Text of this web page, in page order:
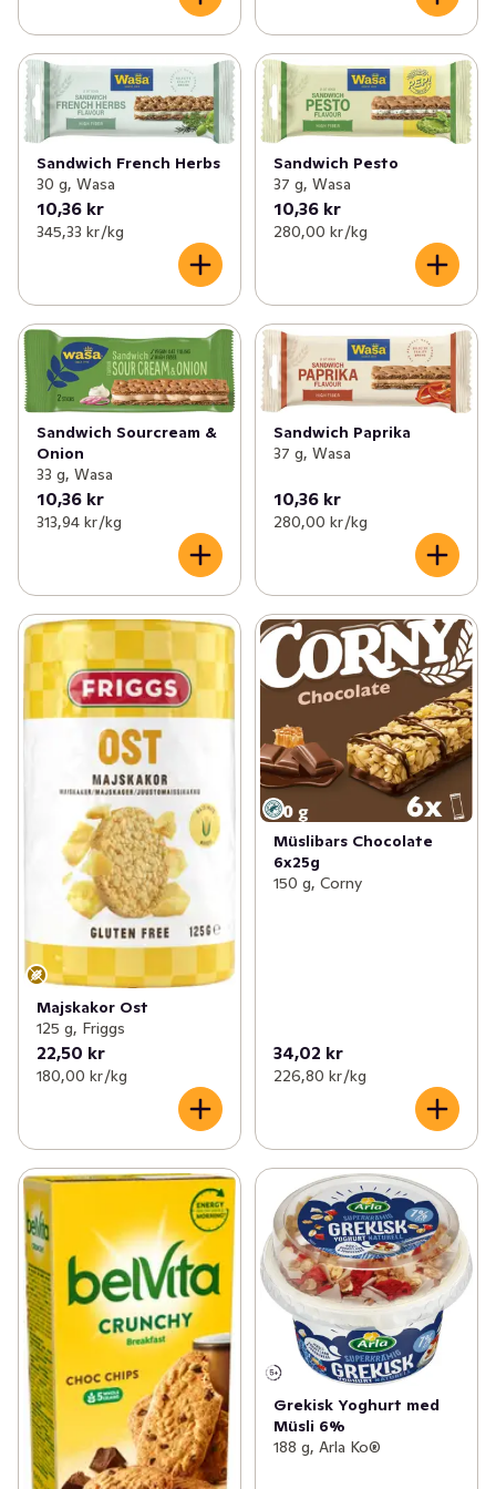
Sandwich French Herbs
30 g, Wasa
10,36 kr
345,33 kr /kg
Sandwich Pesto
37 g, Wasa
10,36 kr
280,00 kr /kg
Sandwich Sourcream &
Onion
33 g, Wasa
10,36 kr
313,94 kr /kg
Sandwich Paprika
37 g, Wasa
10,36 kr
280,00 kr /kg
Majskakor Ost
125 g, Friggs
22,50 kr
180,00 kr /kg
Müslibars Chocolate
6x25g
150 g, Corny
34,02 kr
226,80 kr /kg
Grekisk Yoghurt med
Müsli 6%
188 g, Arla Ko®